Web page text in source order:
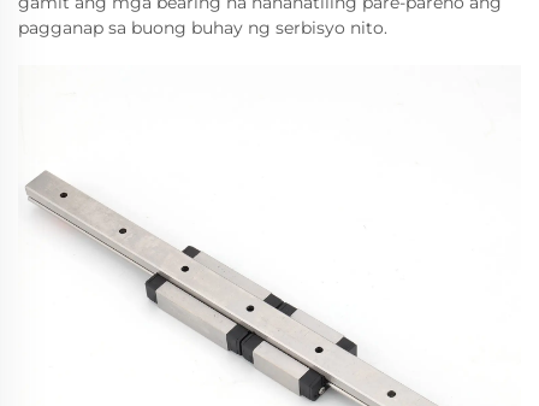
pagganap sa buong buhay ng serbisyo nito.